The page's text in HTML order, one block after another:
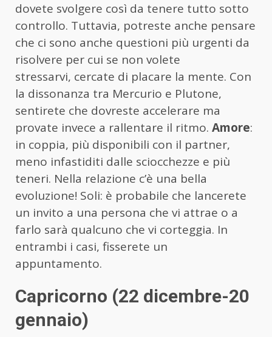
dovete svolgere così da tenere tutto sotto
controllo. Tuttavia, potreste anche pensare
che ci sono anche questioni più urgenti da
risolvere per cui se non volete
stressarvi, cercate di placare la mente. Con
la dissonanza tra Mercurio e Plutone,
sentirete che dovreste accelerare ma
provate invece a rallentare il ritmo. Amore:
in coppia, più disponibili con il partner,
meno infastiditi dalle sciocchezze e più
teneri. Nella relazione c’è una bella
evoluzione! Soli: è probabile che lancerete
un invito a una persona che vi attrae o a
farlo sarà qualcuno che vi corteggia. In
entrambi i casi, fisserete un
appuntamento.
Capricorno (22 dicembre-20
gennaio)